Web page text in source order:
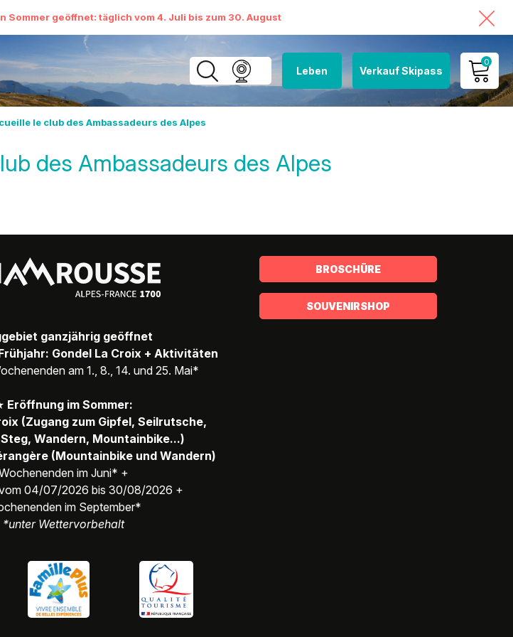
Sommer geöffnet: täglich vom 4. Juli bis zum 30. August
Leben Verkauf Skipass
0
MEIN KONTO
le club des Ambassadeurs des Alpes
des Ambassadeurs des Alpes
ganzjährig geöffnet
Gondel La Croix + Aktivitäten
am 1., 8., 14. und 25. Mai*
Eröffnung im Sommer:
(Zugang zum Gipfel, Seilrutsche,
Wandern, Mountainbike...)
(Mountainbike und Wandern)
im Juni* +
04/07/2026 bis 30/08/2026 +
im September*
*unter Wettervorbehalt
BROSCHÜRE
SOUVENIRSHOP